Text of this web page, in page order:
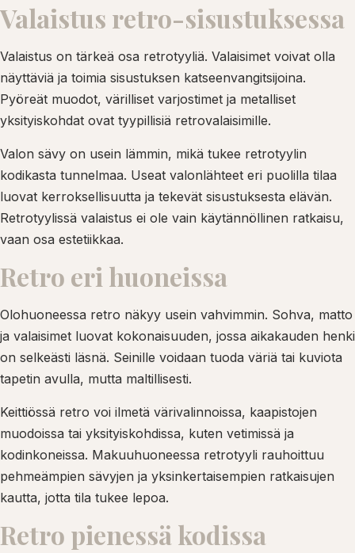
Valaistus retro-sisustuksessa
Valaistus on tärkeä osa retrotyyliä. Valaisimet voivat olla
näyttäviä ja toimia sisustuksen katseenvangitsijoina.
Pyöreät muodot, värilliset varjostimet ja metalliset
yksityiskohdat ovat tyypillisiä retrovalaisimille.
Valon sävy on usein lämmin, mikä tukee retrotyylin
kodikasta tunnelmaa. Useat valonlähteet eri puolilla tilaa
luovat kerroksellisuutta ja tekevät sisustuksesta elävän.
Retrotyylissä valaistus ei ole vain käytännöllinen ratkaisu,
vaan osa estetiikkaa.
Retro eri huoneissa
Olohuoneessa retro näkyy usein vahvimmin. Sohva, matto
ja valaisimet luovat kokonaisuuden, jossa aikakauden henki
on selkeästi läsnä. Seinille voidaan tuoda väriä tai kuviota
tapetin avulla, mutta maltillisesti.
Keittiössä retro voi ilmetä värivalinnoissa, kaapistojen
muodoissa tai yksityiskohdissa, kuten vetimissä ja
kodinkoneissa. Makuuhuoneessa retrotyyli rauhoittuu
pehmeämpien sävyjen ja yksinkertaisempien ratkaisujen
kautta, jotta tila tukee lepoa.
Retro pienessä kodissa